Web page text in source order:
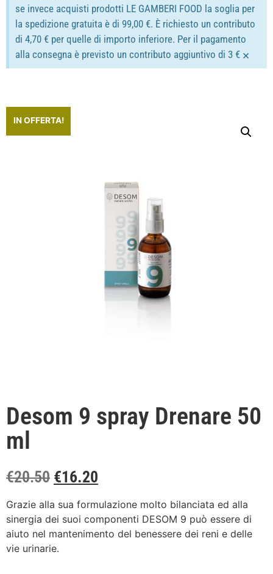
se invece acquisti prodotti LE GAMBERI FOOD la soglia per
la spedizione gratuita è di 99,00 €. È richiesto un contributo
di 4,70 € per quelle di importo inferiore. Per il pagamento
alla consegna è previsto un contributo aggiuntivo di 3 € ×
IN OFFERTA!
Desom 9 spray Drenare 50
ml
€20.50 €16.20
Grazie alla sua formulazione molto bilanciata ed alla
sinergia dei suoi componenti DESOM 9 può essere di
aiuto nel mantenimento del benessere dei reni e delle
vie urinarie.